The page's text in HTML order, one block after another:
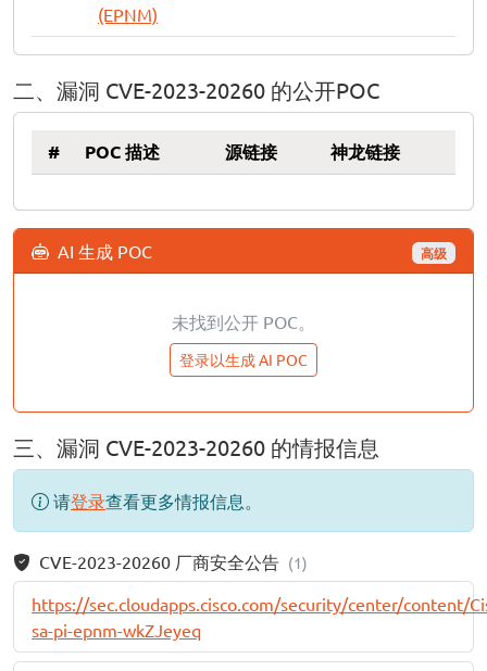
(EPNM)
二、漏洞 CVE-2023-20260 的公开POC
# POC 描述 源链接 神龙链接
AI 生成 POC 高级
未找到公开 POC。
登录以生成 AI POC
三、漏洞 CVE-2023-20260 的情报信息
请登录查看更多情报信息。
CVE-2023-20260 厂商安全公告 (1)
https://sec.cloudapps.cisco.com/security/center/content/
sa-pi-epnm-wkZJeyeq